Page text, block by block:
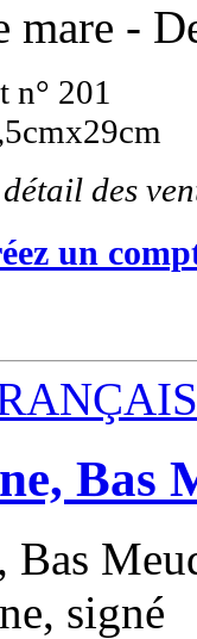
mare -
n° 201
des
un
Bas
Bas
signé